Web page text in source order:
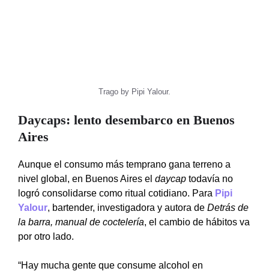
Trago by Pipi Yalour.
Daycaps: lento desembarco en Buenos
Aires
Aunque el consumo más temprano gana terreno a
nivel global, en Buenos Aires el daycap todavía no
logró consolidarse como ritual cotidiano. Para Pipi
Yalour, bartender, investigadora y autora de Detrás de
la barra, manual de coctelería, el cambio de hábitos va
por otro lado.
“Hay mucha gente que consume alcohol en